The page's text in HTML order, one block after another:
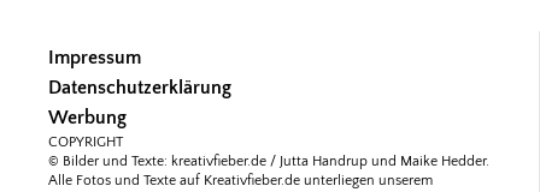
Impressum
Datenschutzerklärung
Werbung
COPYRIGHT
© Bilder und Texte: kreativfieber.de / Jutta Handrup und Maike Hedder.
Alle Fotos und Texte auf Kreativfieber.de unterliegen unserem